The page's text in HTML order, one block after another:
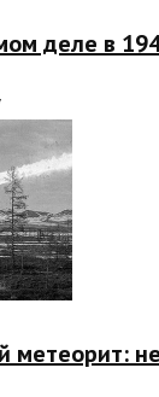
деле в
метеорит: